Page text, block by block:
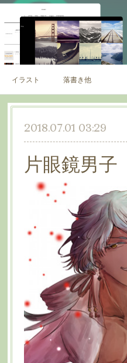
イラスト 落書き他
2018.07.01 03:29
片眼鏡男子